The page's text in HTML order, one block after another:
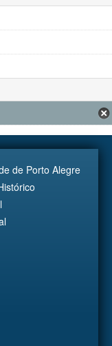
de Porto Alegre